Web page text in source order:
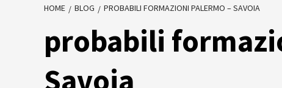
HOME BLOG PROBABILI FORMAZIONI PALERMO – SAVOIA
probabili